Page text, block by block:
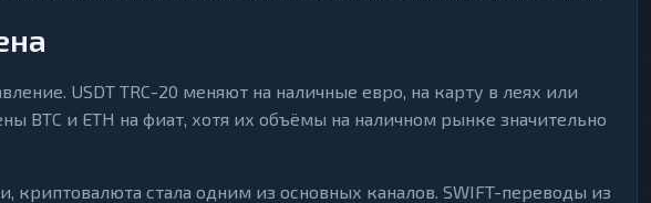
USDT TRC-20 меняют на наличные евро, на карту в леях или
BTC и ETH на фиат, хотя их объёмы на наличном рынке значительно
криптовалюта стала одним из основных каналов. SWIFT-переводы из